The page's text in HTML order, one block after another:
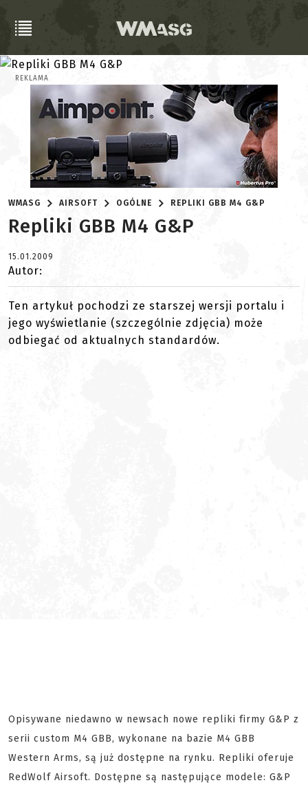
REKLAMA
WMASG AIRSOFT OGÓLNE REPLIKI GBB M4 G&P
Repliki GBB M4 G&P
15.01.2009
Autor:
Ten artykuł pochodzi ze starszej wersji portalu i
jego wyświetlanie (szczególnie zdjęcia) może
odbiegać od aktualnych standardów.
Opisywane niedawno w newsach nowe repliki firmy G&P z
serii custom M4 GBB, wykonane na bazie M4 GBB
Western Arms, są już dostępne na rynku. Repliki oferuje
RedWolf Airsoft. Dostępne są następujące modele: G&P